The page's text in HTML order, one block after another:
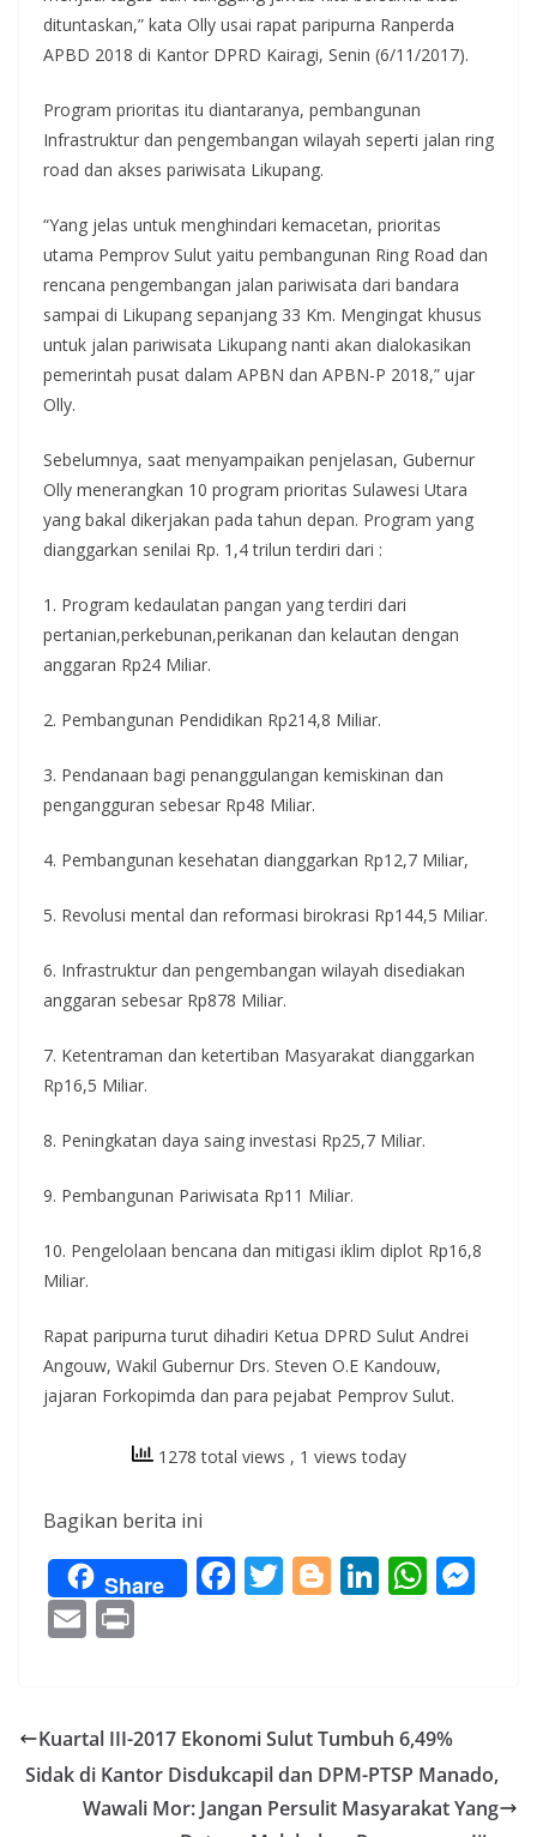
dituntaskan,” kata Olly usai rapat paripurna Ranperda
APBD 2018 di Kantor DPRD Kairagi, Senin (6/11/2017).
Program prioritas itu diantaranya, pembangunan
Infrastruktur dan pengembangan wilayah seperti jalan ring
road dan akses pariwisata Likupang.
“Yang jelas untuk menghindari kemacetan, prioritas
utama Pemprov Sulut yaitu pembangunan Ring Road dan
rencana pengembangan jalan pariwisata dari bandara
sampai di Likupang sepanjang 33 Km. Mengingat khusus
untuk jalan pariwisata Likupang nanti akan dialokasikan
pemerintah pusat dalam APBN dan APBN-P 2018,” ujar
Olly.
Sebelumnya, saat menyampaikan penjelasan, Gubernur
Olly menerangkan 10 program prioritas Sulawesi Utara
yang bakal dikerjakan pada tahun depan. Program yang
dianggarkan senilai Rp. 1,4 trilun terdiri dari :
1. Program kedaulatan pangan yang terdiri dari
pertanian,perkebunan,perikanan dan kelautan dengan
anggaran Rp24 Miliar.
2. Pembangunan Pendidikan Rp214,8 Miliar.
3. Pendanaan bagi penanggulangan kemiskinan dan
pengangguran sebesar Rp48 Miliar.
4. Pembangunan kesehatan dianggarkan Rp12,7 Miliar,
5. Revolusi mental dan reformasi birokrasi Rp144,5 Miliar.
6. Infrastruktur dan pengembangan wilayah disediakan
anggaran sebesar Rp878 Miliar.
7. Ketentraman dan ketertiban Masyarakat dianggarkan
Rp16,5 Miliar.
8. Peningkatan daya saing investasi Rp25,7 Miliar.
9. Pembangunan Pariwisata Rp11 Miliar.
10. Pengelolaan bencana dan mitigasi iklim diplot Rp16,8
Miliar.
Rapat paripurna turut dihadiri Ketua DPRD Sulut Andrei
Angouw, Wakil Gubernur Drs. Steven O.E Kandouw,
jajaran Forkopimda dan para pejabat Pemprov Sulut.
1278 total views , 1 views today
Bagikan berita ini
Share F
o
o
k
T Bl
er
Li
dI
n
W
A
p
p
g
er
E
l
Kuartal III-2017 Ekonomi Sulut Tumbuh 6,49%
Sidak di Kantor Disdukcapil dan DPM-PTSP Manado,
Wawali Mor: Jangan Persulit Masyarakat Yang